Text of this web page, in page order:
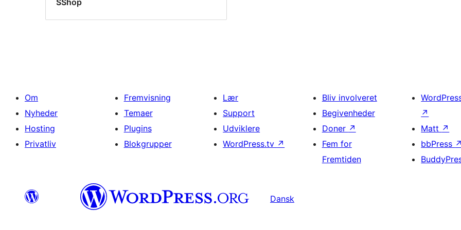
SShop
Om
Nyheder
Hosting
Privatliv
Fremvisning
Temaer
Plugins
Blokgrupper
Lær
Support
Udviklere
WordPress.tv ↗
Bliv involveret
Begivenheder
Doner ↗
Fem for
Fremtiden
↗
Matt ↗
bbPress ↗
Dansk